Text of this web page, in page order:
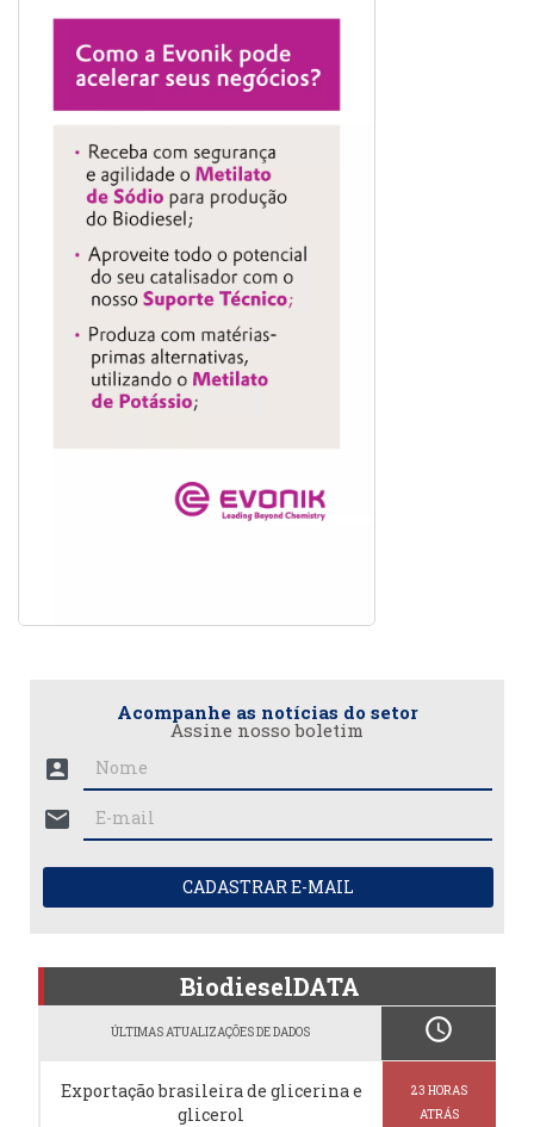
Acompanhe as notícias do setor
Assine nosso boletim
account_box
mail
CADASTRAR E-MAIL
BiodieselDATA
ÚLTIMAS ATUALIZAÇÕES DE DADOS schedule
Exportação brasileira de glicerina e
glicerol
23 HORAS
ATRÁS